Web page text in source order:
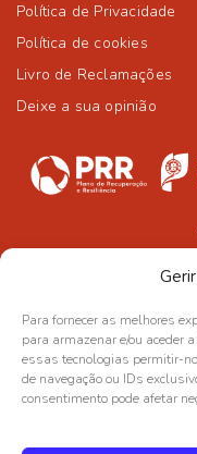
Para fornecer as melhores
para armazenar e/ou aceder
essas tecnologias permitir-
de navegação ou IDs
consentimento pode afetar
Política de Privacidade
Política de cookies
Livro de Reclamações
Deixe a sua opinião